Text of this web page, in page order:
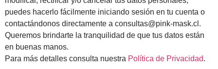
puedes hacerlo fácilmente iniciando sesión en tu cuenta o
contactándonos directamente a consultas@pink-mask.cl.
Queremos brindarte la tranquilidad de que tus datos están
en buenas manos.
Para más detalles consulta nuestra Política de Privacidad.